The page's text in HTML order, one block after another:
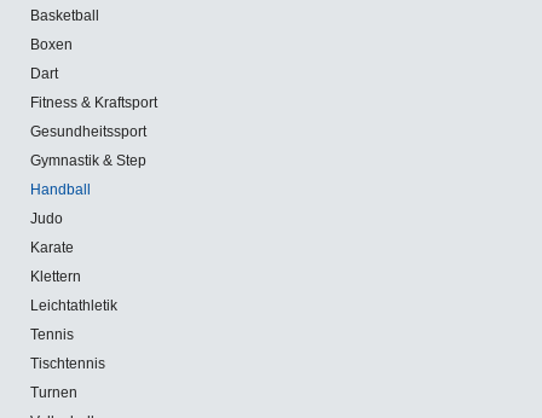
Basketball
Boxen
Dart
Fitness & Kraftsport
Gesundheitssport
Gymnastik & Step
Handball
Judo
Karate
Klettern
Leichtathletik
Tennis
Tischtennis
Turnen